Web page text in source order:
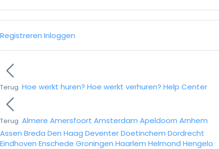
Registreren Inloggen
Terug Hoe werkt huren? Hoe werkt verhuren? Help Center
Terug Almere Amersfoort Amsterdam Apeldoorn Arnhem
Assen Breda Den Haag DeventerDoetinchem Dordrecht
Eindhoven Enschede Groningen Haarlem Helmond Hengelo